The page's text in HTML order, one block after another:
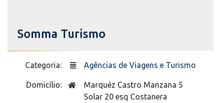
Somma Turismo
Categoria: Agências de Viagens e Turismo
Domicílio:
Marquéz Castro Manzana 5
Solar 20 esq Costanera